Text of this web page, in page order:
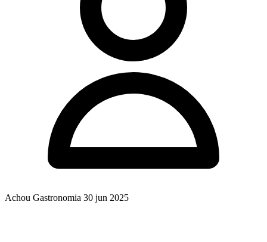
Achou Gastronomia 30 jun 2025